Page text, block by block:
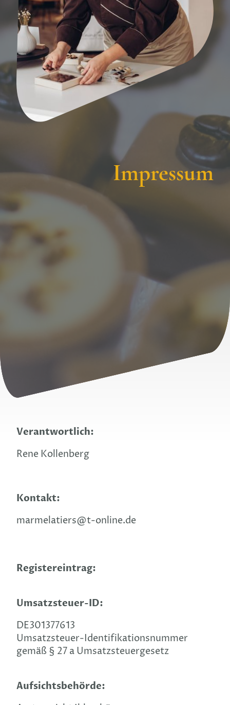
Impressum
Verantwortlich:
Rene Kollenberg
Kontakt:
marmelatiers@t-online.de
Registereintrag:
Umsatzsteuer-ID:
DE301377613
Umsatzsteuer-Identifikationsnummer
gemäß § 27 a Umsatzsteuergesetz
Aufsichtsbehörde: